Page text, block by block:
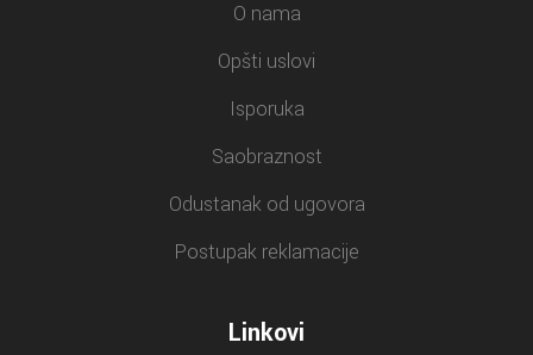
O nama
Opšti uslovi
Isporuka
Saobraznost
Odustanak od ugovora
Postupak reklamacije
Linkovi